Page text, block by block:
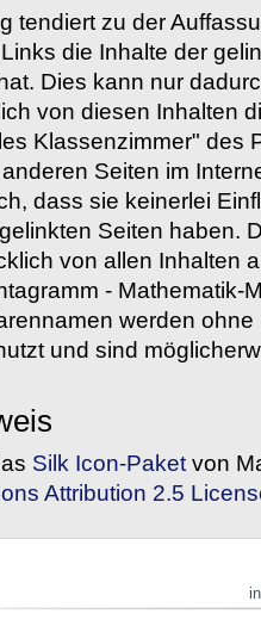
tendiert zu der
die Inhalte der
Dies kann nur
von diesen Inhalten
Klassenzimmer" des
Seiten im
dass sie keinerlei
Seiten haben.
von allen Inhalten
- Mathematik-
werden
und sind
Silk Icon-Paket von
Attribution 2.5